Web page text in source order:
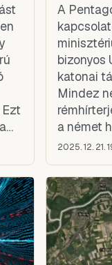
A
bizonyos
katonai
Mindez
a német
Christian
2025. 12. 21.